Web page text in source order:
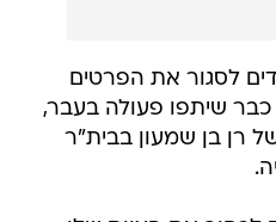
לסגור את הפרטים
כבר שיתפו פעולה בעבר,
רן בן שמעון בבית"ר